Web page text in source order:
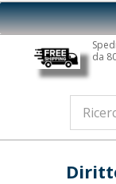
Scientifica
Primary
Navigation
da